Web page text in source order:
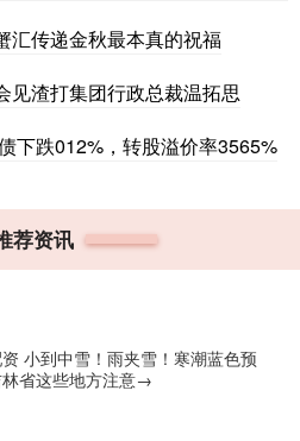
汇传递金秋最本真的祝福
见渣打集团行政总裁温拓思
下跌012%，转股溢价率3565%
荐资讯
小到中雪！雨夹雪！寒潮蓝色预
省这些地方注意→